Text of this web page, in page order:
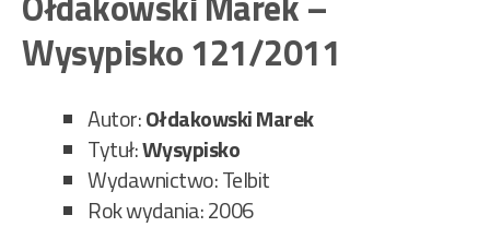
Wysypisko 121/2011
Autor:Ołdakowski Marek
Tytuł:Wysypisko
Wydawnictwo: Telbit
Rok wydania: 2006